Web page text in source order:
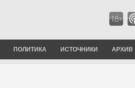
ПОЛИТИКА ИСТОЧНИКИ АРХИВ